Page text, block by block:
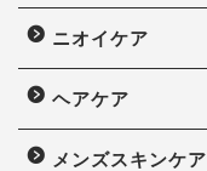
ニオイケア
ヘアケア
メンズスキンケア